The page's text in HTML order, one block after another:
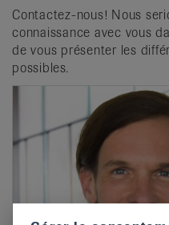
Contactez-nous! Nous
connaissance avec vous
de vous présenter les
possibles.